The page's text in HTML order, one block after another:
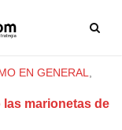
EN GENERAL
marionetas de